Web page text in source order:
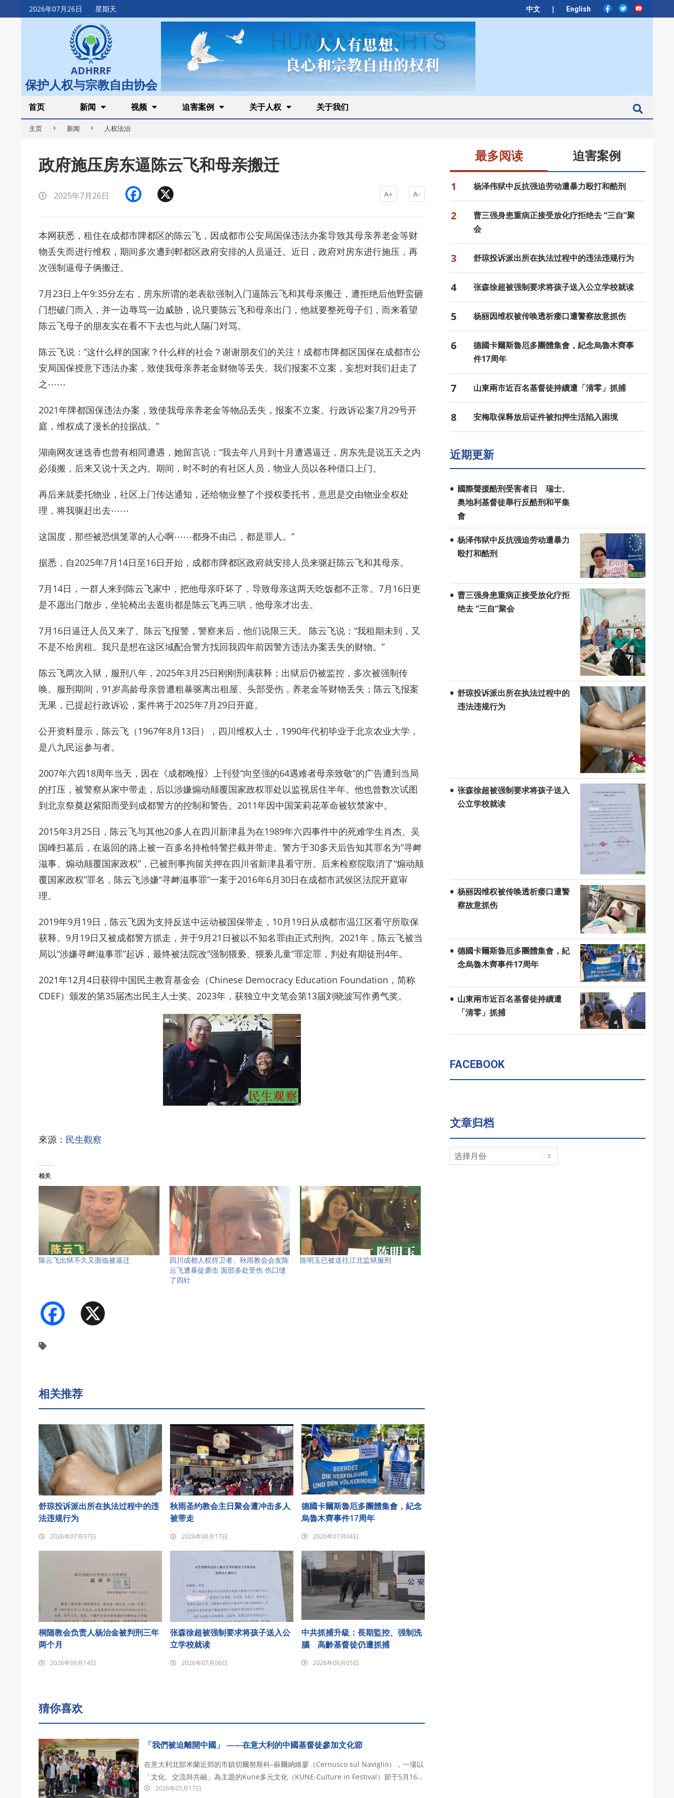
2026年07月26日 星期天 中文 | English
Skip
to
ADHRRF
保护人权与宗教自由协会
Secondary
Navigation
Menu
首页 新闻 视频 迫害案例 关于人权 关于我们
主页 新闻 人权法治
政府施压房东逼陈云飞和母亲搬迁
2025年7月26日 Facebook A+ A-
本网获悉，租住在成都市陴都区的陈云飞，因成都市公安局国保违法办案导致其母亲养老金等财
物丢失而进行维权，期间多次遭到郫都区政府安排的人员逼迁。近日，政府对房东进行施压，再
次强制逼母子俩搬迁。
7月23日上午9:35分左右，房东所谓的老表欲强制入门逼陈云飞和其母亲搬迁，遭拒绝后他野蛮砸
门想破门而入，并一边辱骂一边威胁，说只要陈云飞和母亲出门，他就要整死母子们，而来看望
陈云飞母子的朋友实在看不下去也与此人隔门对骂。
陈云飞说：“这什么样的国家？什么样的社会？谢谢朋友们的关注！成都市陴都区国保在成都市公
安局国保授意下违法办案，致使我母亲养老金财物等丢失。我们报案不立案，妄想对我们赶走了
之⋯⋯
2021年陴都国保违法办案，致使我母亲养老金等物品丢失，报案不立案。行政诉讼案7月29号开
庭，维权成了漫长的拉据战。”
湖南网友迷迭香也曾有相同遭遇，她留言说：“我去年八月到十月遭遇逼迁，房东先是说五天之内
必须搬，后来又说十天之内。期间，时不时的有社区人员，物业人员以各种借口上门。
再后来就委托物业，社区上门传达通知，还给物业整了个授权委托书，意思是交由物业全权处
理，将我驱赶出去⋯⋯
这国度，那些被恐惧笼罩的人心啊⋯⋯都身不由己，都是罪人。”
据悉，自2025年7月14日至16日开始，成都市陴都区政府就安排人员来驱赶陈云飞和其母亲。
7月14日，一群人来到陈云飞家中，把他母亲吓坏了，导致母亲这两天吃饭都不正常。7月16日更
是不愿出门散步，坐轮椅出去逛街都是陈云飞再三哄，他母亲才出去。
7月16日逼迁人员又来了。陈云飞报警，警察来后，他们说限三天。 陈云飞说：“我租期未到，又
不是不给房租。我只是想在这区域配合警方找回我四年前因警方违法办案丢失的财物。”
陈云飞两次入狱，服刑八年，2025年3月25日刚刚刑满获释；出狱后仍被监控，多次被强制传
唤。服刑期间，91岁高龄母亲曾遭粗暴驱离出租屋、头部受伤，养老金等财物丢失；陈云飞报案
无果，已提起行政诉讼，案件将于2025年7月29日开庭。
公开资料显示，陈云飞（1967年8月13日），四川维权人士，1990年代初毕业于北京农业大学，
是八九民运参与者。
2007年六四18周年当天，因在《成都晚报》上刊登“向坚强的64遇难者母亲致敬”的广告遭到当局
的打压，被警察从家中带走，后以涉嫌煽动颠覆国家政权罪处以监视居住半年。他也曾数次试图
到北京祭奠赵紫阳而受到成都警方的控制和警告。2011年因中国茉莉花革命被软禁家中。
2015年3月25日，陈云飞与其他20多人在四川新津县为在1989年六四事件中的死难学生肖杰、吴
国峰扫墓后，在返回的路上被一百多名持枪特警拦截并带走。警方于30多天后告知其罪名为“寻衅
滋事、煽动颠覆国家政权”，已被刑事拘留关押在四川省新津县看守所。后来检察院取消了“煽动颠
覆国家政权”罪名，陈云飞涉嫌“寻衅滋事罪”一案于2016年6月30日在成都市武侯区法院开庭审
理。
2019年9月19日，陈云飞因为支持反送中运动被国保带走，10月19日从成都市温江区看守所取保
获释。9月19日又被成都警方抓走，并于9月21日被以不知名罪由正式刑拘。2021年，陈云飞被当
局以“涉嫌寻衅滋事罪”起诉，最终被法院改“强制猥亵、猥亵儿童”罪定罪，判处有期徒刑4年。
2021年12月4日获得中国民主教育基金会（Chinese Democracy Education Foundation，简称
CDEF）颁发的第35届杰出民主人士奖。2023年，获独立中文笔会第13届刘晓波写作勇气奖。
來源： 民生觀察
相关
陈云飞出狱不久又面临被逼迁
四川成都人权捍卫者、秋雨教会会友陈
云飞遭暴徒袭击 面部多处受伤 伤口缝
了四针
陈明玉已被送往江北监狱服刑
Facebook
相关推荐
舒琼投诉派出所在执法过程中的违
法违规行为
2026年07月07日
秋雨圣约教会主日聚会遭冲击多人
被带走
2026年06月17日
德國卡爾斯魯厄多團體集會，紀念
烏魯木齊事件17周年
2026年07月04日
桐随教会负责人杨治金被判刑三年
两个月
2026年06月14日
张森徐超被强制要求将孩子送入公
立学校就读
2026年07月06日
中共抓捕升級：長期監控、强制洗
腦 高齡基督徒仍遭抓捕
2026年06月05日
猜你喜欢
「我們被迫離開中國」 ——在意大利的中國基督徒參加文化節
在意大利北部米蘭近郊的市鎮切爾努斯科–蘇爾納維廖（Cernusco sul Naviglio），一場以
「文化、交流與共融」為主題的Kune多元文化（KUNE-Culture in Festival）節于5月16日
拉開帷幕。來自烏克蘭、秘魯、巴西、中國等多個國家和地區的文化團體齊聚一堂，通過舞
2026年05月17日
最多阅读 迫害案例
1 杨泽伟狱中反抗强迫劳动遭暴力殴打和酷刑
2
曹三强身患重病正接受放化疗拒绝去 “三自”聚
会
3 舒琼投诉派出所在执法过程中的违法违规行为
4 张森徐超被强制要求将孩子送入公立学校就读
5 杨丽因维权被传唤透析瘘口遭警察故意抓伤
6
德國卡爾斯魯厄多團體集會，紀念烏魯木齊事
件17周年
7 山東兩市近百名基督徒持續遭「清零」抓捕
8 安梅取保释放后证件被扣押生活陷入困境
近期更新
國際聲援酷刑受害者日 瑞士、
奥地利基督徒舉行反酷刑和平集
會
杨泽伟狱中反抗强迫劳动遭暴力
殴打和酷刑
曹三强身患重病正接受放化疗拒
绝去 “三自”聚会
舒琼投诉派出所在执法过程中的
违法违规行为
张森徐超被强制要求将孩子送入
公立学校就读
杨丽因维权被传唤透析瘘口遭警
察故意抓伤
德國卡爾斯魯厄多團體集會，紀
念烏魯木齊事件17周年
山東兩市近百名基督徒持續遭
「清零」抓捕
FACEBOOK
文章归档
文
章